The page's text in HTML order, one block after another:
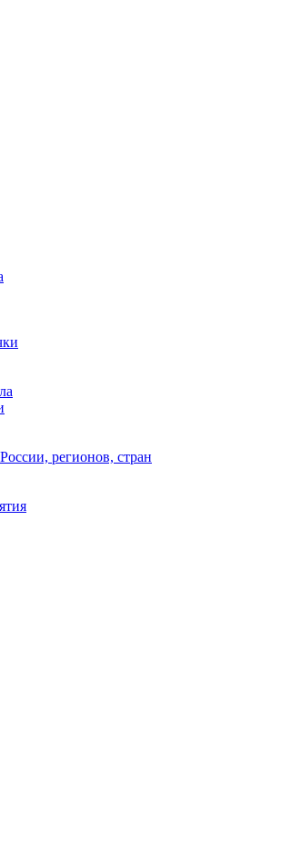
регионов, стран